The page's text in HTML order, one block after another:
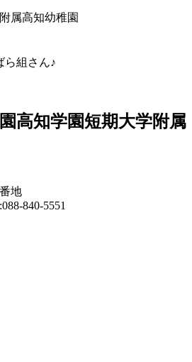
属高知幼稚園
組さん♪
高知学園短期大学附属
地
840-5551